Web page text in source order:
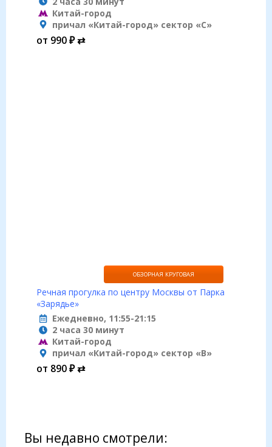
Китай-город
причал «Китай-город» сектор «С»
от 990 ₽ ⇄
ОБЗОРНАЯ КРУГОВАЯ
Речная прогулка по центру Москвы от Парка
«Зарядье»
Ежедневно, 11:55-21:15
2 часа 30 минут
Китай-город
причал «Китай-город» сектор «B»
от 890 ₽ ⇄
Вы недавно смотрели: